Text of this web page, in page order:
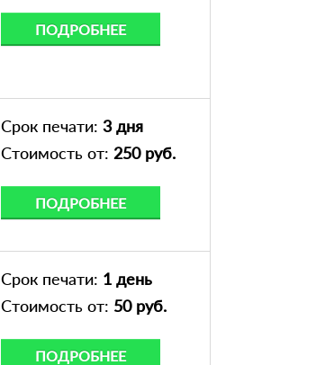
ПОДРОБНЕЕ
Срок печати: 3 дня
Стоимость от: 250 руб.
ПОДРОБНЕЕ
Срок печати: 1 день
Стоимость от: 50 руб.
ПОДРОБНЕЕ